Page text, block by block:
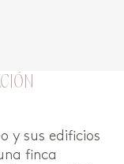
y sus edificios
finca